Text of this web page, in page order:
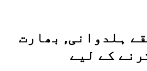
ہلدوانی, بھارت
کے لیے